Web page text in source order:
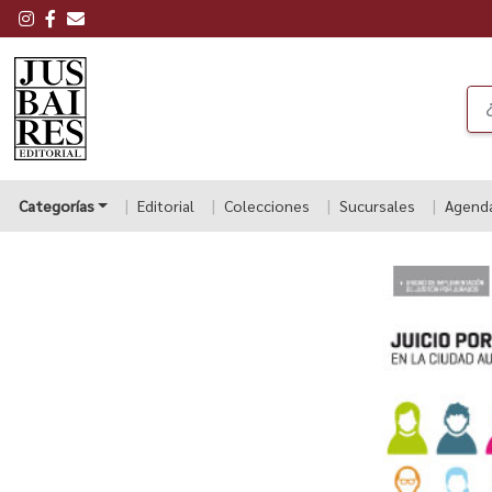
Categorías Editorial Colecciones Sucursales